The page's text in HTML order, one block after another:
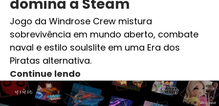
domina a Steam
Jogo da Windrose Crew mistura
sobrevivência em mundo aberto, combate
naval e estilo soulslite em uma Era dos
Piratas alternativa.
Continue lendo